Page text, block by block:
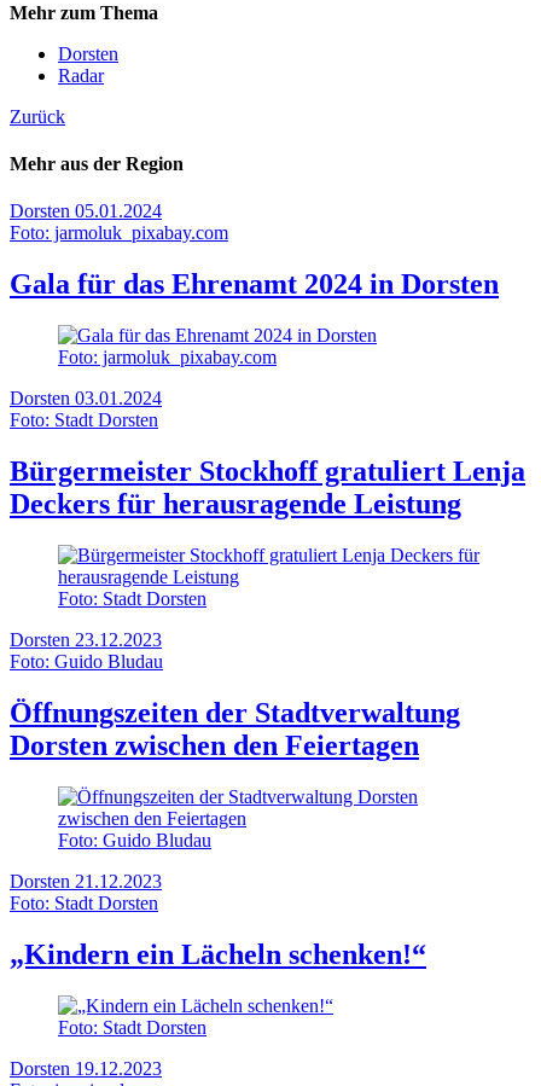
Mehr zum Thema
Dorsten
Radar
Zurück
Mehr aus der Region
Dorsten 05.01.2024
Foto: jarmoluk_pixabay.com
Gala für das Ehrenamt 2024 in Dorsten
Foto: jarmoluk_pixabay.com
Dorsten 03.01.2024
Foto: Stadt Dorsten
Bürgermeister Stockhoff gratuliert Lenja
Deckers für herausragende Leistung
Foto: Stadt Dorsten
Dorsten 23.12.2023
Foto: Guido Bludau
Öffnungszeiten der Stadtverwaltung
Dorsten zwischen den Feiertagen
Foto: Guido Bludau
Dorsten 21.12.2023
Foto: Stadt Dorsten
„Kindern ein Lächeln schenken!“
Foto: Stadt Dorsten
Dorsten 19.12.2023